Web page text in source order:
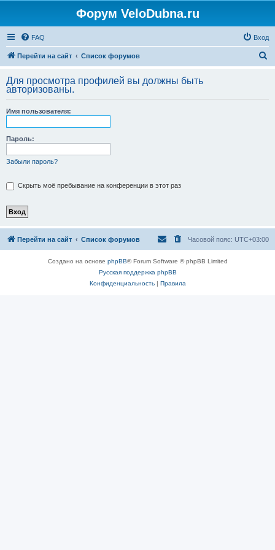
Форум VeloDubna.ru
FAQ Вход
Перейти на сайт Список форумов
с
Для просмотра профилей вы должны быть
авторизованы.
Имя пользователя:
Пароль:
Забыли пароль?
Скрыть моё пребывание на конференции в этот раз
Перейти на сайт Список форумов Часовой пояс: UTC+03:00
Создано на основе phpBB® Forum Software © phpBB Limited
Русская поддержка phpBB
Конфиденциальность| Правила